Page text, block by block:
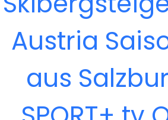
Austria
aus